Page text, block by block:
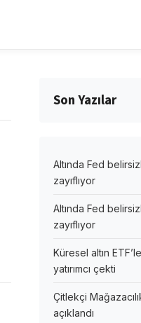
Son Yazılar
Altında Fed
zayıflıyor
Altında Fed
zayıflıyor
Küresel altın
yatırımcı çekti
Çitlekçi
açıklandı